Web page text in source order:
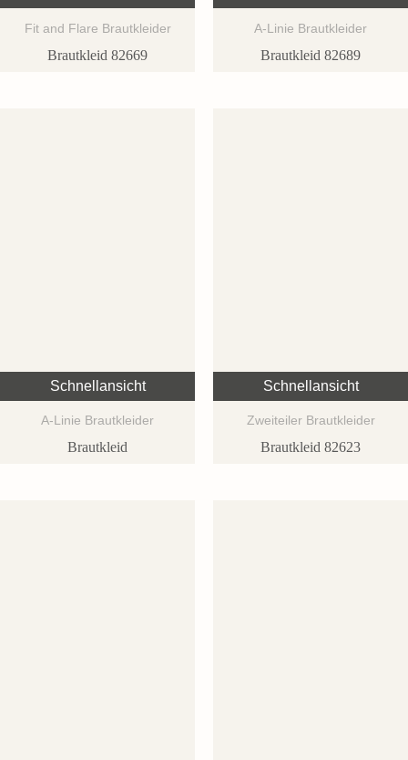
Fit and Flare Brautkleider
Brautkleid 82669
A-Linie Brautkleider
Brautkleid 82689
Schnellansicht
A-Linie Brautkleider
Brautkleid
Schnellansicht
Zweiteiler Brautkleider
Brautkleid 82623